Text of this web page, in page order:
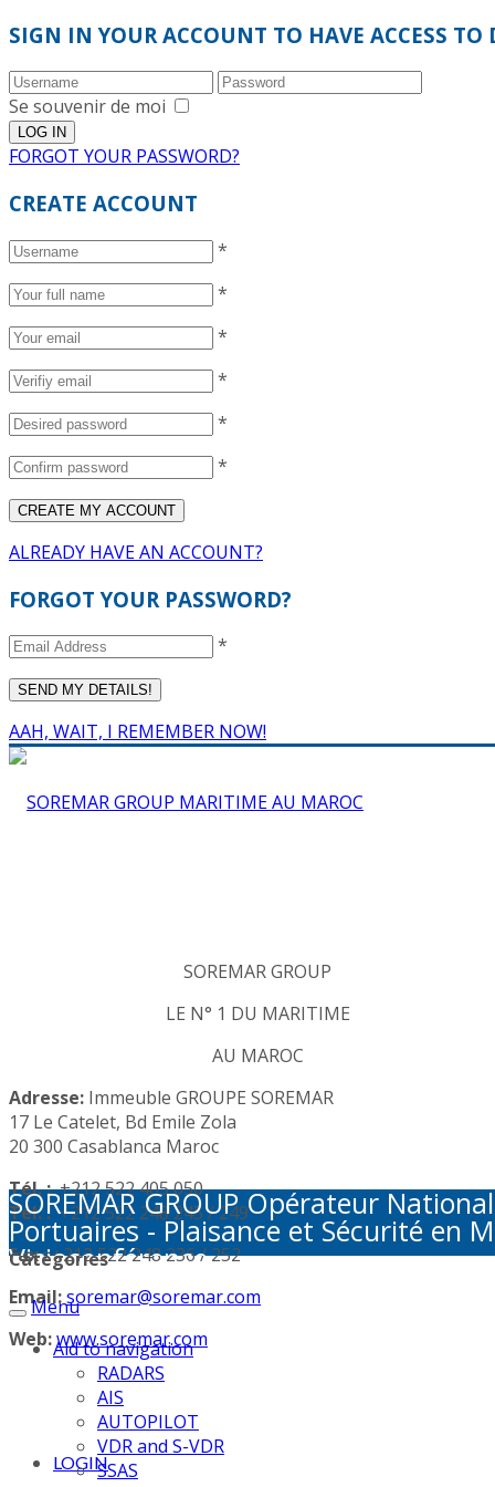
SIGN IN YOUR ACCOUNT TO HAVE ACCESS TO
Se souvenir de moi
FORGOT YOUR PASSWORD?
CREATE ACCOUNT
*
*
*
*
*
*
ALREADY HAVE AN ACCOUNT?
FORGOT YOUR PASSWORD?
*
AAH, WAIT, I REMEMBER NOW!
SOREMAR GROUP
LE N° 1 DU MARITIME
AU MAROC
Adresse: Immeuble GROUPE SOREMAR
17 Le Catelet, Bd Emile Zola
20 300 Casablanca Maroc
Tél. :+212 522 405 050
Tél. :+212 522 248 245 / 249
Fax :+212 522 248 236 / 252
Email:soremar@soremar.com
Web:www.soremar.com
LOGIN
SOREMAR GROUP Opérateur
Portuaires - Plaisance et Sécurité en
Visioconférence
Categories
Menu
Aid to navigation
RADARS
AIS
AUTOPILOT
VDR and S-VDR
SSAS